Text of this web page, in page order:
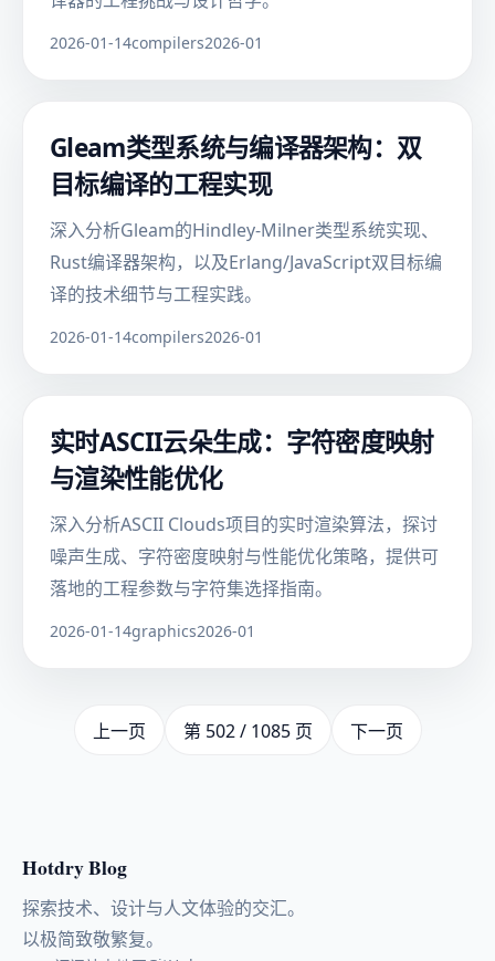
2026-01-14compilers2026-01
Gleam类型系统与编译器架构：双
目标编译的工程实现
深入分析Gleam的Hindley-Milner类型系统实现、
Rust编译器架构，以及Erlang/JavaScript双目标编
译的技术细节与工程实践。
2026-01-14compilers2026-01
实时ASCII云朵生成：字符密度映射
与渲染性能优化
深入分析ASCII Clouds项目的实时渲染算法，探讨
噪声生成、字符密度映射与性能优化策略，提供可
落地的工程参数与字符集选择指南。
2026-01-14graphics2026-01
上一页 第 502 / 1085 页 下一页
Hotdry Blog
探索技术、设计与人文体验的交汇。
以极简致敬繁复。